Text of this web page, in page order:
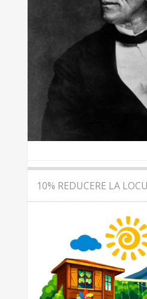
10% REDUCERE LA